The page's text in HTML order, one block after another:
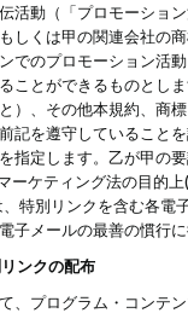
活動（「プロモーショ
しくは甲の関連会社の
でのプロモーション活
ことができるものとし
）、その他本規約、商
記を遵守していること
指定します。乙が甲の
ーケティング法の目的
特別リンクを含む各
子メールの最善の慣行
ンクの配布
、プログラム・コンテ